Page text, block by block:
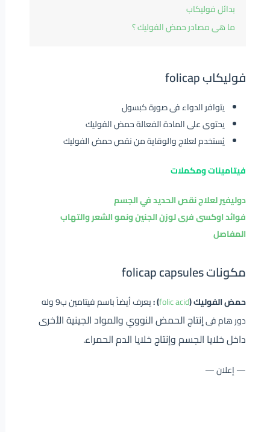
بدائل فوليكاب
ما هى مصادر حمض الفوليك ؟
فوليكاب folicap
يتوافر الدواء فى صورة كبسول
يحتوى على المادة الفعالة حمض الفوليك
يُستخدم لعلاج والوقاية من نقص حمض الفوليك
فيتامينات ومكملات
دوليفير لعلاج نقص الحديد في الجسم
فوائد اوكسى فرى لوزن الجنين ونمو الشعر والتهاب
المفاصل
مكونات folicap capsules
حمض الفوليك (folic acid
) :
يعرف أيضاً باسم فيتامين ب9 وله
دور هام فىإنتاج الحمض النووي والمواد الجينية الأخرى
داخل خلايا الجسم وإنتاج خلايا الدم الحمراء.
— إعلان —